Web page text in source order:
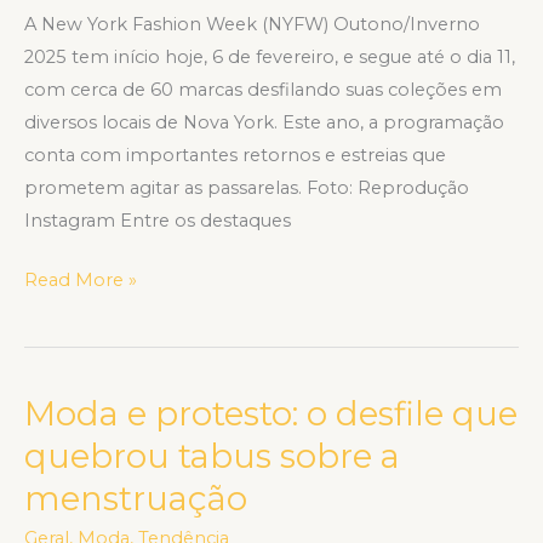
A New York Fashion Week (NYFW) Outono/Inverno
2025 tem início hoje, 6 de fevereiro, e segue até o dia 11,
com cerca de 60 marcas desfilando suas coleções em
diversos locais de Nova York. Este ano, a programação
conta com importantes retornos e estreias que
prometem agitar as passarelas. Foto: Reprodução
Instagram Entre os destaques
Read More »
Moda e protesto: o desfile que
quebrou tabus sobre a
menstruação
Geral, Moda, Tendência
Moda
protesto:
o
desfile